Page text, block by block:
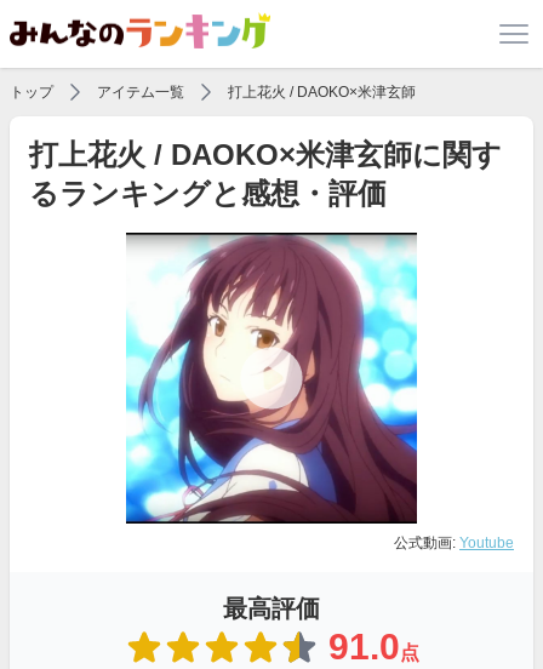
トップ アイテム一覧 打上花火 / DAOKO×米津玄師
打上花火 / DAOKO×米津玄師に関す
るランキングと感想・評価
公式動画: Youtube
最高評価
91.0点